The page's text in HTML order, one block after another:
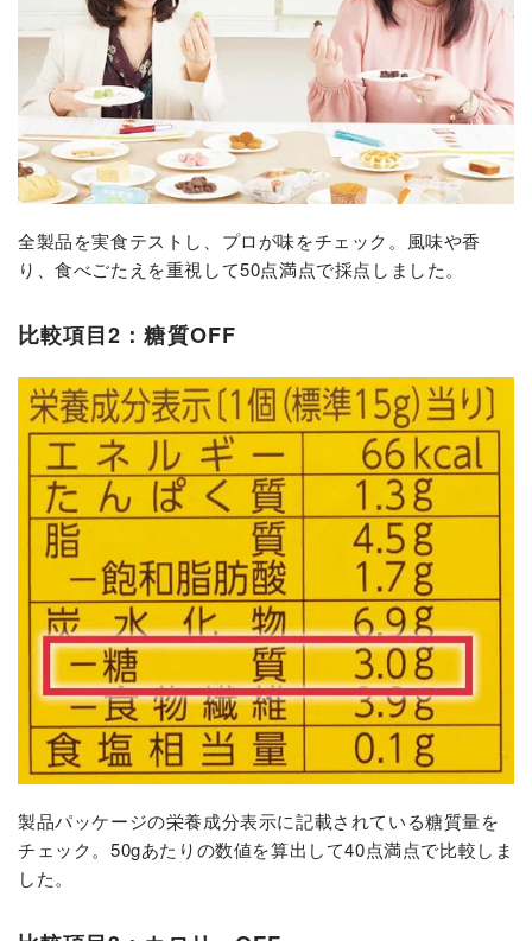
全製品を実食テストし、プロが味をチェック。風味や香
り、食べごたえを重視して50点満点で採点しました。
比較項目2：糖質OFF
製品パッケージの栄養成分表示に記載されている糖質量を
チェック。50gあたりの数値を算出して40点満点で比較しま
した。